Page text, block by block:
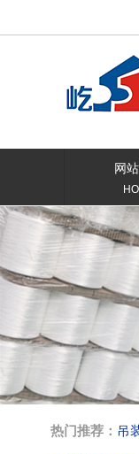
网
热门推荐： 吊